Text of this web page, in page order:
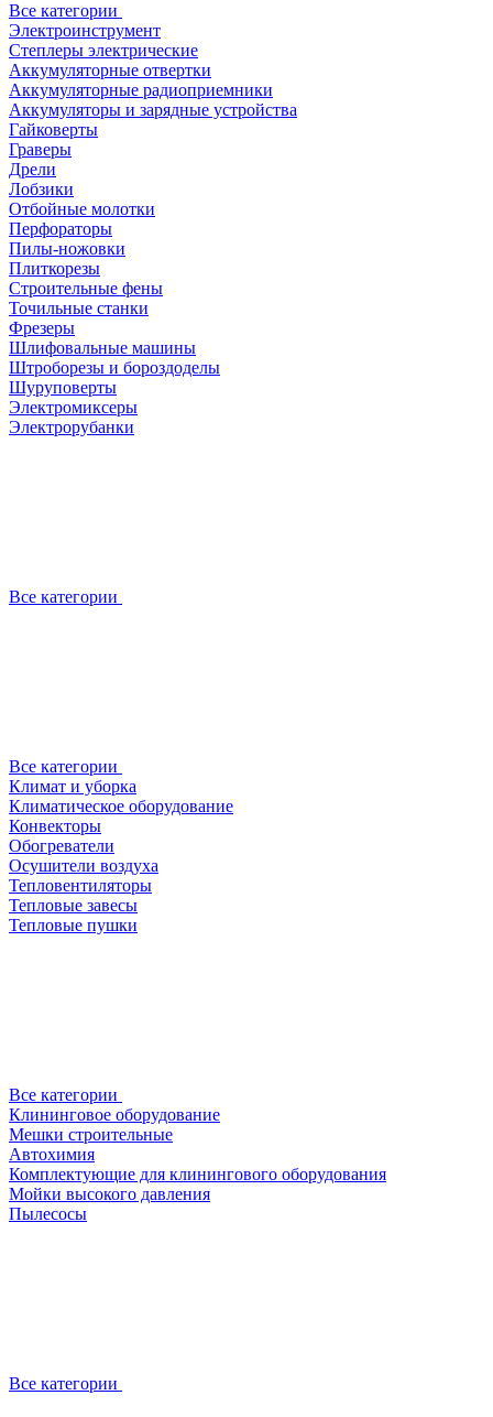
Все категории
Электроинструмент
Степлеры электрические
Аккумуляторные отвертки
Аккумуляторные радиоприемники
Аккумуляторы и зарядные устройства
Гайковерты
Граверы
Дрели
Лобзики
Отбойные молотки
Перфораторы
Пилы-ножовки
Плиткорезы
Строительные фены
Точильные станки
Фрезеры
Шлифовальные машины
Штроборезы и бороздоделы
Шуруповерты
Электромиксеры
Электрорубанки
Все категории
Все категории
Климат и уборка
Климатическое оборудование
Конвекторы
Обогреватели
Осушители воздуха
Тепловентиляторы
Тепловые завесы
Тепловые пушки
Все категории
Клининговое оборудование
Мешки строительные
Автохимия
Комплектующие для клинингового оборудования
Мойки высокого давления
Пылесосы
Все категории